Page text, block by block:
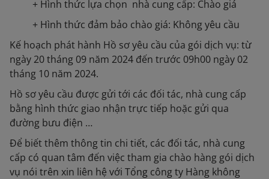
+ Hình thức lựa chọn nhà cung cấp: Chào giá
+ Hình thức đảm bảo chào giá: Không yêu cầu
Kế hoạch phát hành Hồ sơ yêu cầu của gói dịch vụ: từ
ngày 20 tháng 09 năm 2024 đến trước 09h00 ngày 02
tháng 10 năm 2024.
Hồ sơ yêu cầu được gửi tới các đối tác, nhà cung cấp
bằng hình thức giao nhận trực tiếp hoặc gửi qua
đường bưu điện …
Để biết thêm thông tin chi tiết, các đối tác, nhà cung
cấp có quan tâm đến việc tham gia chào hàng gói dịch
vụ nói trên xin liên hệ với Tổng công ty Hàng không